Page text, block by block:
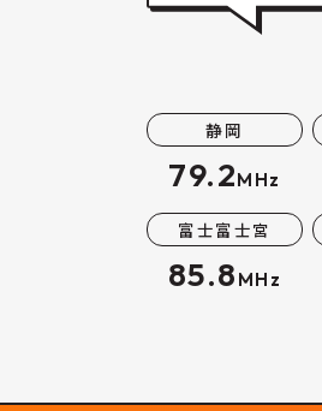
静岡
79.2MHz
富士富士宮
85.8 MHz